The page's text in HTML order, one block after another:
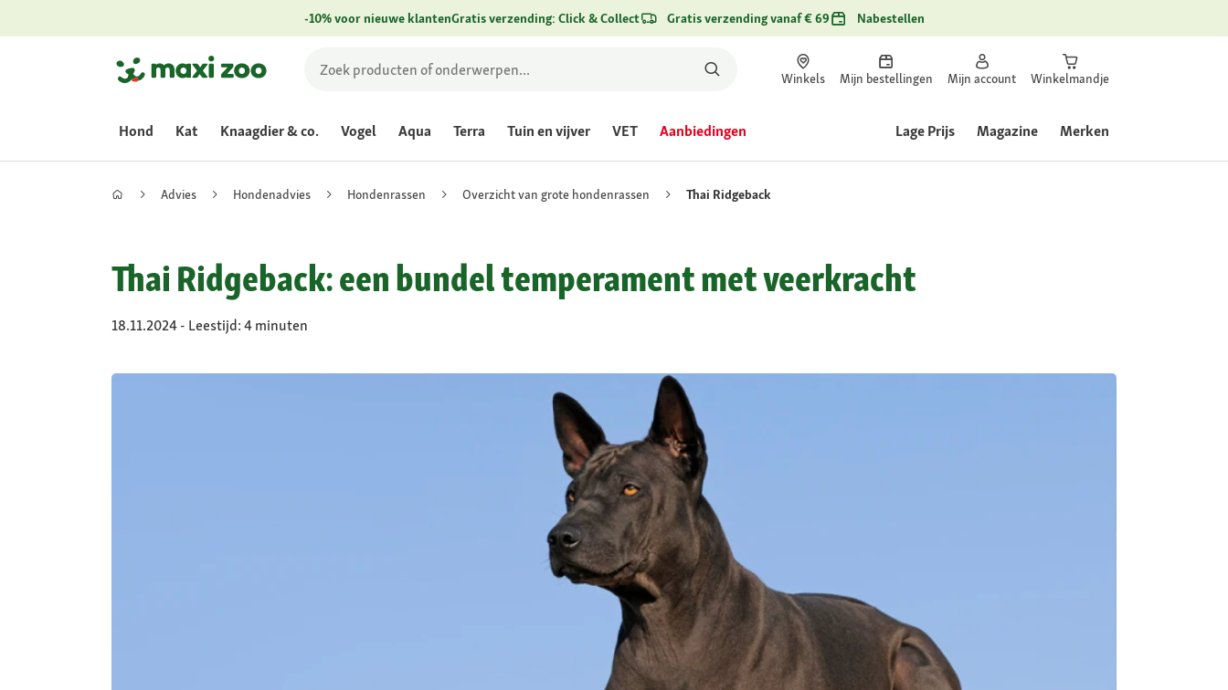
-10% voor nieuwe klantenGratis verzending: Click & Collect Gratis verzending vanaf € 69 Nabestellen
Winkels Mijn bestellingen Mijn account Winkelmandje
Hond Kat Knaagdier & co. Vogel Aqua Terra Tuin en vijver VET Aanbiedingen Lage Prijs Magazine Merken
Advies Hondenadvies Hondenrassen Overzicht van grote hondenrassen Thai Ridgeback
Thai Ridgeback: een bundel temperament met veerkracht
18.11.2024 - Leestijd: 4 minuten